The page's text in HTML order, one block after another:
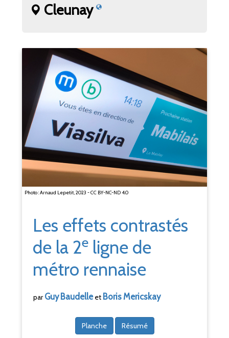
Cleunay
Photo : Arnaud Lepetit, 2023 - CC BY-NC-ND 4.0
Les effets contrastés
de la 2e ligne de
métro rennaise
parGuy Baudelleet BorisMericskay
Planche Résumé